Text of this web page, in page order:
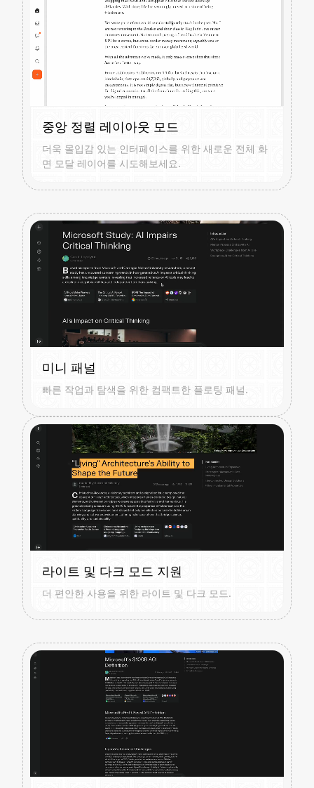
중앙 정렬 레이아웃 모드
더욱 몰입감 있는 인터페이스를 위한 새로운 전체 화
면 모달 레이어를 시도해보세요.
미니 패널
빠른 작업과 탐색을 위한 컴팩트한 플로팅 패널.
라이트 및 다크 모드 지원
더 편안한 사용을 위한 라이트 및 다크 모드.